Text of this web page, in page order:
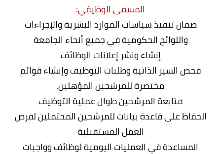
المسمى الوظيفي:
ضمان تنفيذ سياسات الموارد البشرية والإجراءات
واللوائح الحكومية في جميع أنحاء الجامعة
إنشاء ونشر إعلانات الوظائف
فحص السير الذاتية وطلبات التوظيف وإنشاء قوائم
مختصرة للمرشحين المؤهلين.
متابعة المرشحين طوال عملية التوظيف
الحفاظ على قاعدة بيانات للمرشحين المحتملين لفرص
العمل المستقبلية
المساعدة في العمليات اليومية لوظائف وواجبات